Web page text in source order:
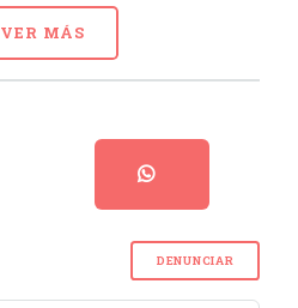
VER MÁS
DENUNCIAR